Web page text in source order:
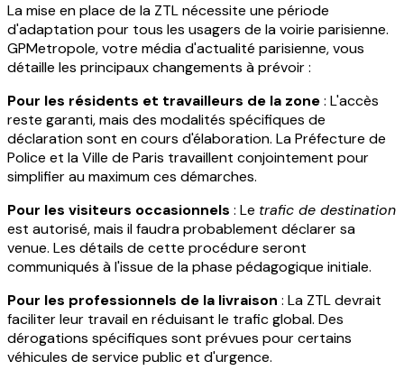
La mise en place de la ZTL nécessite une période
d'adaptation pour tous les usagers de la voirie parisienne.
GPMetropole, votre média d'actualité parisienne, vous
détaille les principaux changements à prévoir :
Pour les résidents et travailleurs de la zone: L'accès
reste garanti, mais des modalités spécifiques de
déclaration sont en cours d'élaboration. La Préfecture de
Police et la Ville de Paris travaillent conjointement pour
simplifier au maximum ces démarches.
Pour les visiteurs occasionnels : Le trafic de destination
est autorisé, mais il faudra probablement déclarer sa
venue. Les détails de cette procédure seront
communiqués à l'issue de la phase pédagogique initiale.
Pour les professionnels de la livraison : La ZTL devrait
faciliter leur travail en réduisant le trafic global. Des
dérogations spécifiques sont prévues pour certains
véhicules de service public et d'urgence.